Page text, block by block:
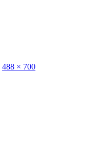
488 × 700